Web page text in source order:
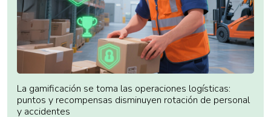
La gamificación se toma las operaciones logísticas:
puntos y recompensas disminuyen rotación de personal
y accidentes